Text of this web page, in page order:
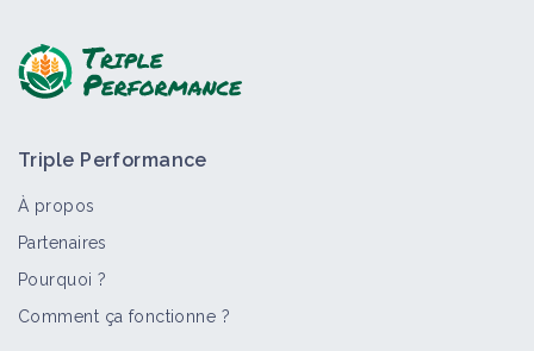
Triple Performance
À propos
Partenaires
Pourquoi ?
Comment ça fonctionne ?